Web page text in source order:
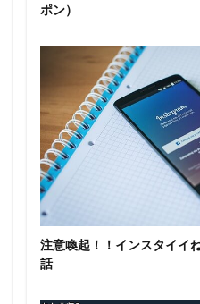
ポン）
注意喚起！！インスタイイ
話